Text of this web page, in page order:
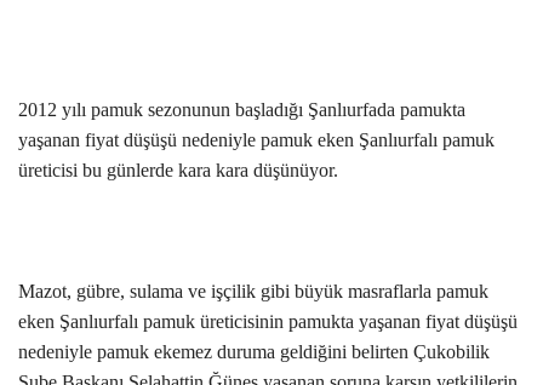
Ekonomi
Siyaset
Yaşam
Künye
2012 yılı pamuk sezonunun başladığı Şanlıurfada pamukta
yaşanan fiyat düşüşü nedeniyle pamuk eken Şanlıurfalı pamuk
üreticisi bu günlerde kara kara düşünüyor.
Mazot, gübre, sulama ve işçilik gibi büyük masraflarla pamuk
eken Şanlıurfalı pamuk üreticisinin pamukta yaşanan fiyat düşüşü
nedeniyle pamuk ekemez duruma geldiğini belirten Çukobilik